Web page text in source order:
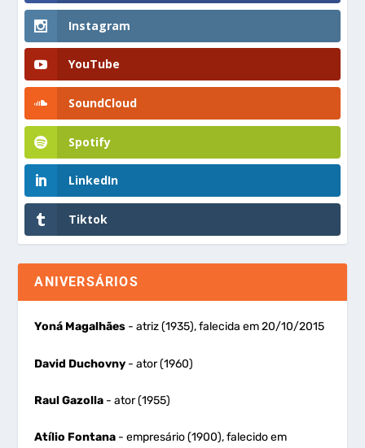
Instagram
YouTube
SoundCloud
Spotify
LinkedIn
Tiktok
ANIVERSÁRIOS
Yoná Magalhães - atriz (1935), falecida em 20/10/2015
David Duchovny - ator (1960)
Raul Gazolla - ator (1955)
Atílio Fontana - empresário (1900), falecido em